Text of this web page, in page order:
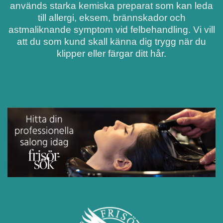
används starka kemiska preparat som kan leda
till allergi, eksem, brännskador och
astmaliknande symptom vid felbehandling. Vi vill
att du som kund skall känna dig trygg när du
klipper eller färgar ditt hår.